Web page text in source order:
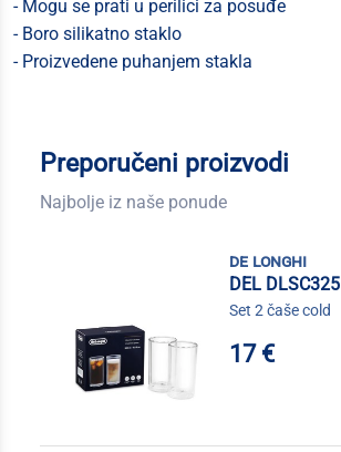
- Mogu se prati u perilici za posuđe
- Boro silikatno staklo
- Proizvedene puhanjem stakla
Preporučeni proizvodi
Najbolje iz naše ponude
de longhi
DEL DLSC325
Set 2 čaše cold
17 €